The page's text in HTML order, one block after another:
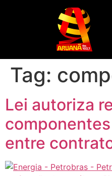
Tag:
Lei autoriza
entre